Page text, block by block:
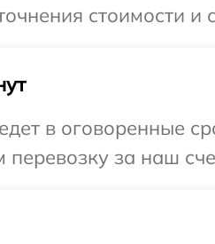
стоимости
в оговоренные
за наш